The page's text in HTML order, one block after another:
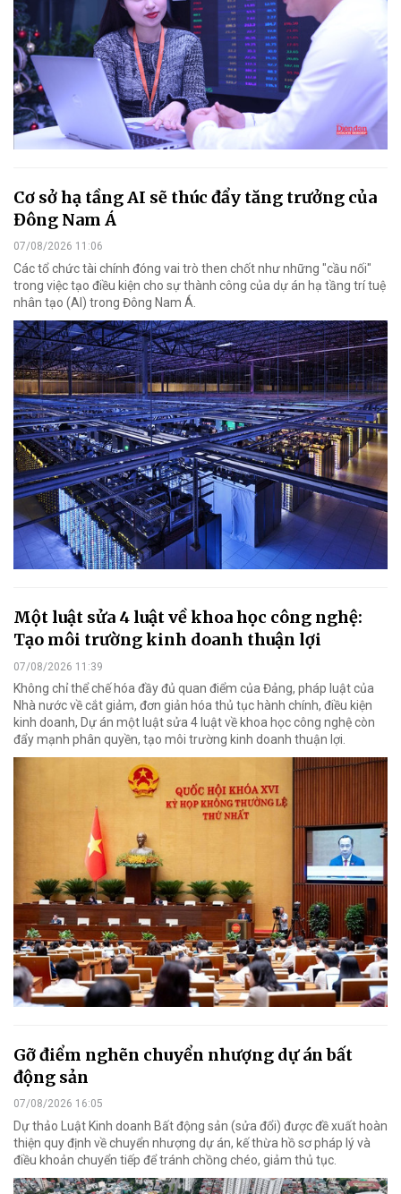
Cơ sở hạ tầng AI sẽ thúc đẩy tăng trưởng của
Đông Nam Á
07/08/2026 11:06
Các tổ chức tài chính đóng vai trò then chốt như những "cầu nối"
trong việc tạo điều kiện cho sự thành công của dự án hạ tầng trí tuệ
nhân tạo (AI) trong Đông Nam Á.
Một luật sửa 4 luật về khoa học công nghệ:
Tạo môi trường kinh doanh thuận lợi
07/08/2026 11:39
Không chỉ thể chế hóa đầy đủ quan điểm của Đảng, pháp luật của
Nhà nước về cắt giảm, đơn giản hóa thủ tục hành chính, điều kiện
kinh doanh, Dự án một luật sửa 4 luật về khoa học công nghệ còn
đẩy mạnh phân quyền, tạo môi trường kinh doanh thuận lợi.
Gỡ điểm nghẽn chuyển nhượng dự án bất
động sản
07/08/2026 16:05
Dự thảo Luật Kinh doanh Bất động sản (sửa đổi) được đề xuất hoàn
thiện quy định về chuyển nhượng dự án, kế thừa hồ sơ pháp lý và
điều khoản chuyển tiếp để tránh chồng chéo, giảm thủ tục.